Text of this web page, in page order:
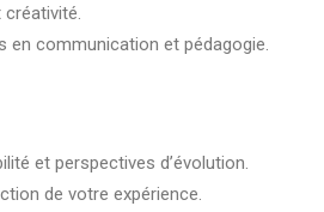
créativité.
en communication et pédagogie.
et perspectives d’évolution.
de votre expérience.